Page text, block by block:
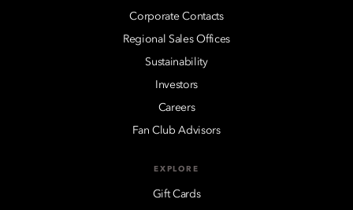
Corporate Contacts
Regional Sales Offices
Sustainability
Investors
Careers
Fan Club Advisors
EXPLORE
Gift Cards